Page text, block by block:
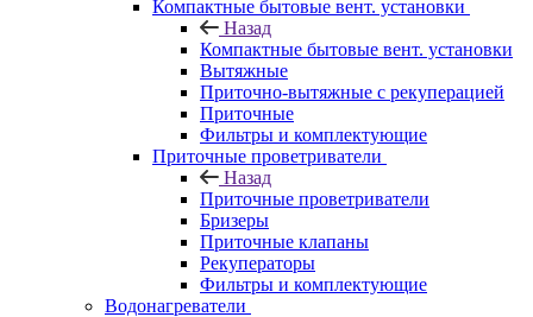
Компактные бытовые вент. установки
Назад
Компактные бытовые вент. установки
Вытяжные
Приточно-вытяжные с рекуперацией
Приточные
Фильтры и комплектующие
Приточные проветриватели
Назад
Приточные проветриватели
Бризеры
Приточные клапаны
Рекуператоры
Фильтры и комплектующие
Водонагреватели